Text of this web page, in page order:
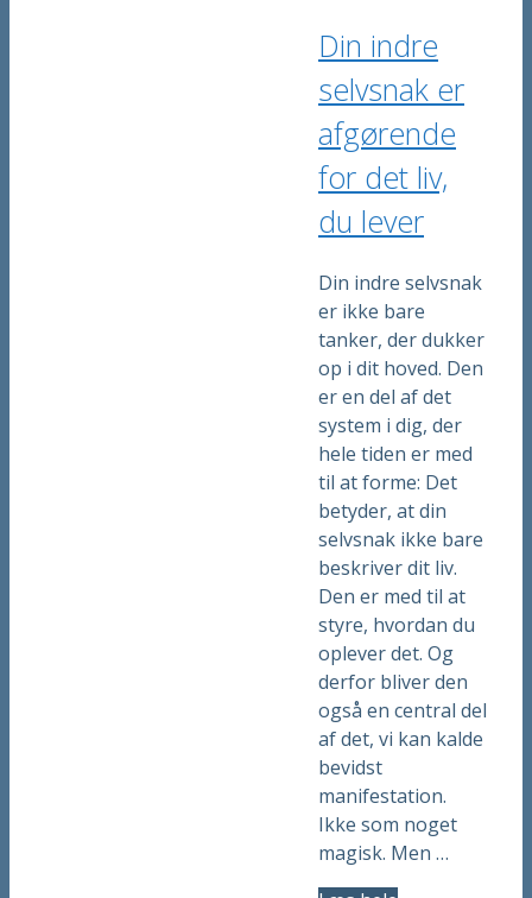
Din indre
selvsnak er
afgørende
for det liv,
du lever
Din indre selvsnak
er ikke bare
tanker, der dukker
op i dit hoved. Den
er en del af det
system i dig, der
hele tiden er med
til at forme: Det
betyder, at din
selvsnak ikke bare
beskriver dit liv.
Den er med til at
styre, hvordan du
oplever det. Og
derfor bliver den
også en central del
af det, vi kan kalde
bevidst
manifestation.
Ikke som noget
magisk. Men …